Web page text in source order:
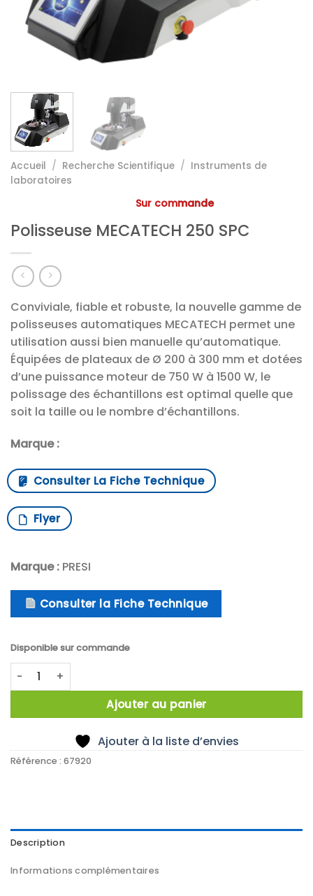
Accueil / Recherche Scientifique / Instruments de
laboratoires
Sur commande
Polisseuse MECATECH 250 SPC
Conviviale, fiable et robuste, la nouvelle gamme de
polisseuses automatiques MECATECH permet une
utilisation aussi bien manuelle qu’automatique.
Équipées de plateaux de Ø 200 à 300 mm et dotées
d’une puissance moteur de 750 W à 1500 W, le
polissage des échantillons est optimal quelle que
soit la taille ou le nombre d’échantillons.
Marque :
Consulter La Fiche Technique
Flyer
Marque : PRESI
Consulter la Fiche Technique
Disponible sur commande
quantité de Polisseuse MECATECH 250 SPC
Ajouter au panier
Ajouter à la liste d’envies
Référence : 67920
Description
Informations complémentaires